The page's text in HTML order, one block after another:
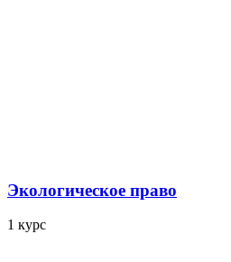
Экологическое право
1 курс